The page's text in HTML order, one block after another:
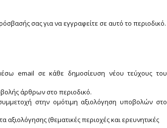
σας για να εγγραφείτε σε αυτό το περιοδικό.
μέσω email σε κάθε δημοσίευση νέου τεύχους του
άρθρων στο περιοδικό.
στην ομότιμη αξιολόγηση υποβολών στο
αξιολόγησης (θεματικές περιοχές και ερευνητικές